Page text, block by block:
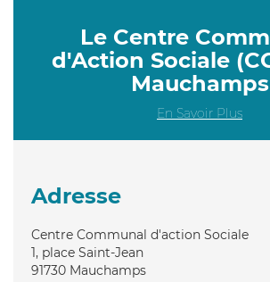
Le Centre
d'Action Sociale
Mauchamps
En Savoir Plus
Adresse
Centre Communal d'action Sociale
1, place Saint-Jean
91730 Mauchamps